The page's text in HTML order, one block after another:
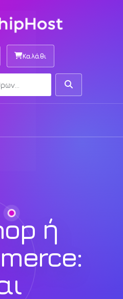
Καλάθι
Αναζήτηση
ή